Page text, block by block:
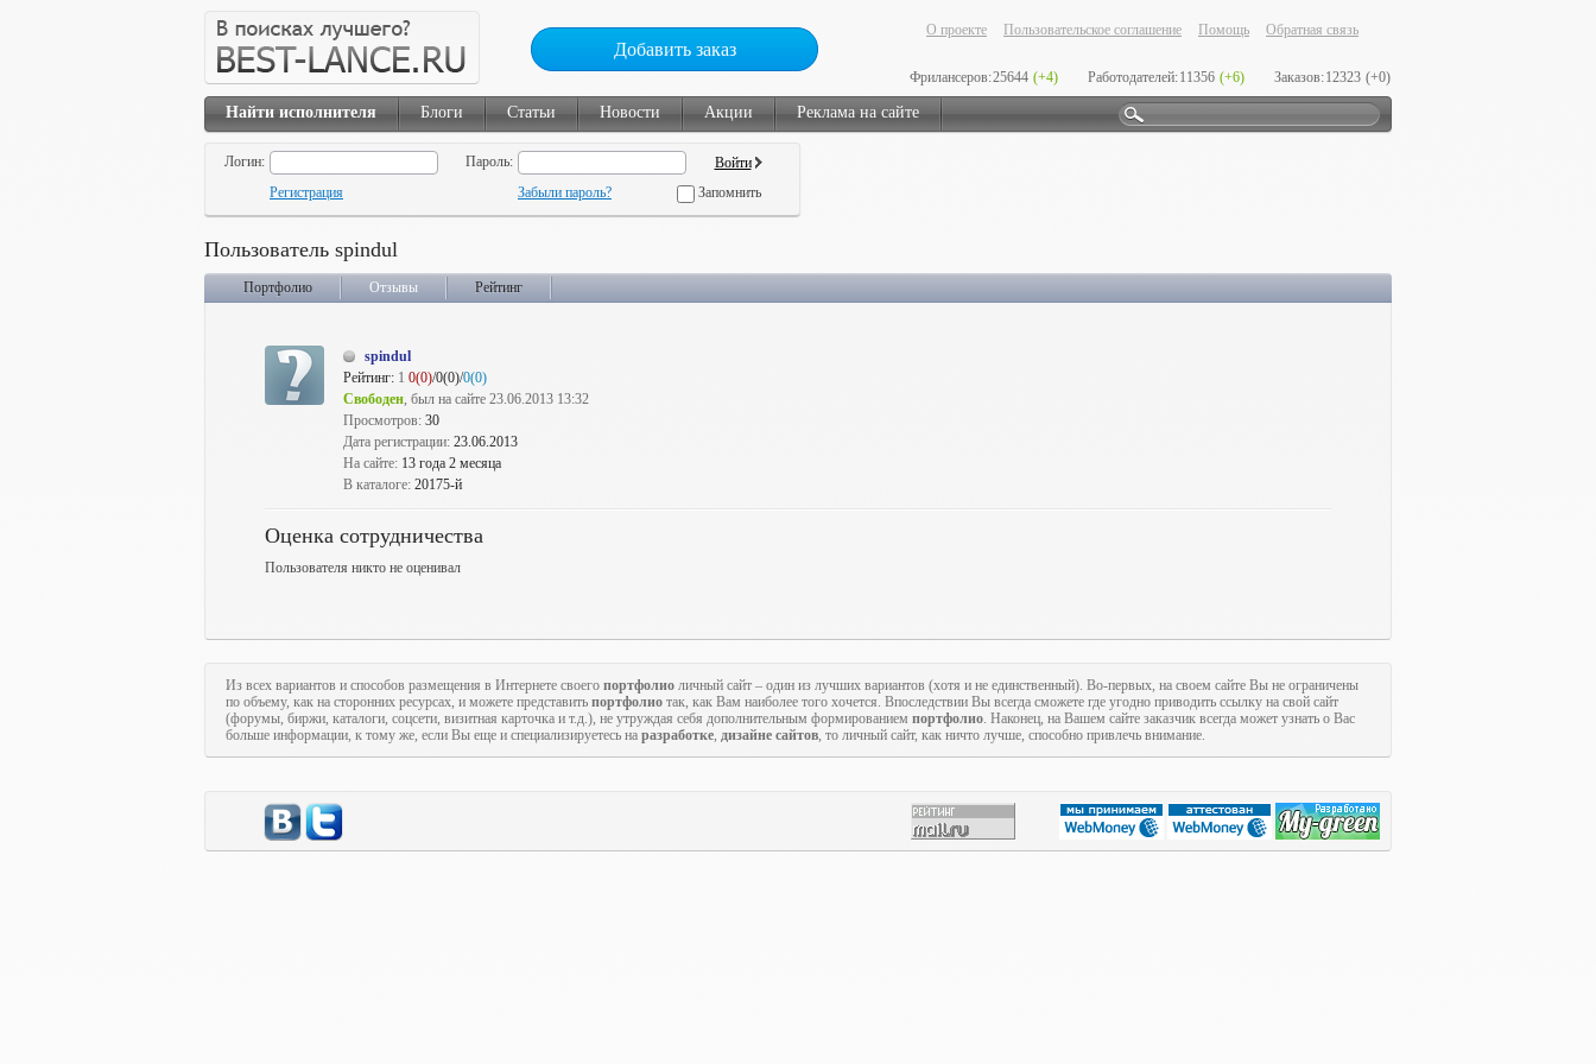
Добавить заказ
О проекте Пользовательское соглашение Помощь Обратная связь
Фрилансеров:25644 (+4) Работодателей:11356 (+6) Заказов:12323 (+0)
Найти исполнителя Блоги Статьи Новости Акции Реклама на сайте
Логин:
Пароль:
Регистрация
Забыли пароль? Запомнить
Пользователь spindul
Портфолио Отзывы Рейтинг
spindul
Рейтинг: 1 0(0)/0(0)/0(0)
Свободен, был на сайте 23.06.2013 13:32
Просмотров: 30
Дата регистрации: 23.06.2013
На сайте: 13 года 2 месяца
В каталоге: 20175-й
Оценка сотрудничества
Пользователя никто не оценивал
Из всех вариантов и способов размещения в Интернете своего портфолио личный сайт – один из лучших вариантов (хотя и не единственный). Во-первых, на своем сайте Вы не ограничены
по объему, как на сторонних ресурсах, и можете представить портфолио так, как Вам наиболее того хочется. Впоследствии Вы всегда сможете где угодно приводить ссылку на свой сайт
(форумы, биржи, каталоги, соцсети, визитная карточка и т.д.), не утруждая себя дополнительным формированием портфолио. Наконец, на Вашем сайте заказчик всегда может узнать о Вас
больше информации, к тому же, если Вы еще и специализируетесь на разработке, дизайне сайтов, то личный сайт, как ничто лучше, способно привлечь внимание.